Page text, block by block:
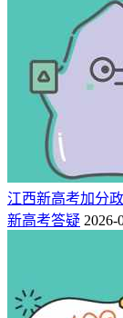
3、奥赛、科技类
早在2018年全国
牌直通一本”的
任何竞赛奖项都
入围参考，与加
上海高考不加
1、平时荣获二等
女，一至四级残
以上岛屿工作累
艰苦边远地区或
江西新高考加分
新高考答疑 2026-